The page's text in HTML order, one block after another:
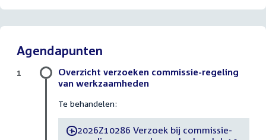
Agendapunten
Overzicht verzoeken commissie-regeling
van werkzaamheden
Te behandelen:
-2026Z10286 Verzoek bij commissie-
1